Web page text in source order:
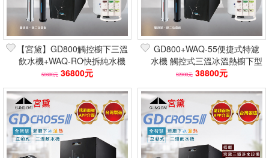
【宮黛】GD800觸控櫥下三溫
飲水機+WAQ-RO快拆純水機
｜100G 台灣製 軟水除垢
50600元 36800元
GD800+WAQ-55便捷式特濾
水機 觸控式三溫冰溫熱櫥下型
飲水機 GUNG DAI 宮黛
52300元 38800元